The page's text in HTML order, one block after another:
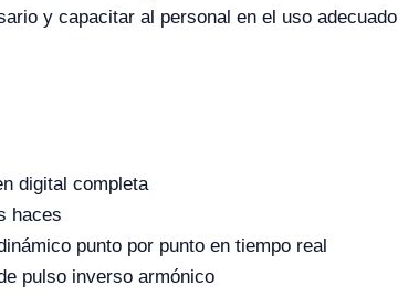
y capacitar al personal en el uso
digital completa
haces
punto por punto en tiempo real
pulso inverso armónico